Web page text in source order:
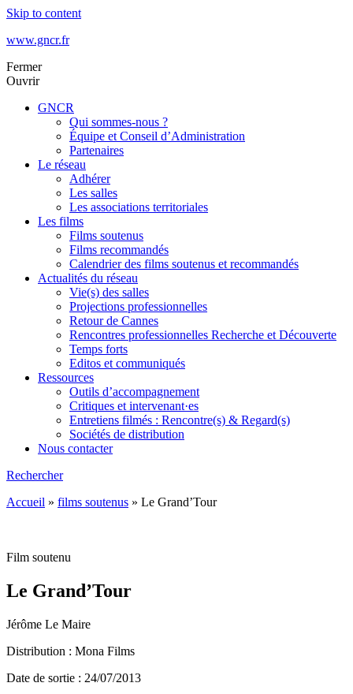
Skip to content
www.gncr.fr
Fermer
Ouvrir
GNCR
Qui sommes-nous ?
Équipe et Conseil d’Administration
Partenaires
Le réseau
Adhérer
Les salles
Les associations territoriales
Les films
Films soutenus
Films recommandés
Calendrier des films soutenus et recommandés
Actualités du réseau
Vie(s) des salles
Projections professionnelles
Retour de Cannes
Rencontres professionnelles Recherche et Découverte
Temps forts
Editos et communiqués
Ressources
Outils d’accompagnement
Critiques et intervenant·es
Entretiens filmés : Rencontre(s) & Regard(s)
Sociétés de distribution
Nous contacter
Rechercher
Accueil » films soutenus » Le Grand’Tour
Film soutenu
Le Grand’Tour
Jérôme Le Maire
Distribution : Mona Films
Date de sortie : 24/07/2013